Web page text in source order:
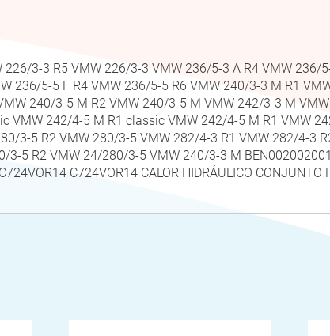
3-3 R5 VMW 226/3-3 VMW 236/5-3 A R4 VMW 236/
236/5-5 F R4 VMW 236/5-5 R6 VMW 240/3-3 M R1
240/3-5 M R2 VMW 240/3-5 M VMW 242/3-3 M
242/4-5 M R1 classic VMW 242/4-5 M R1 VMW
3-5 R2 VMW 280/3-5 VMW 282/4-3 R1 VMW 282/4-3
5 R2 VMW 24/280/3-5 VMW 240/3-3 M
C724VOR14 CALOR HIDRÁULICO CONJUNTO